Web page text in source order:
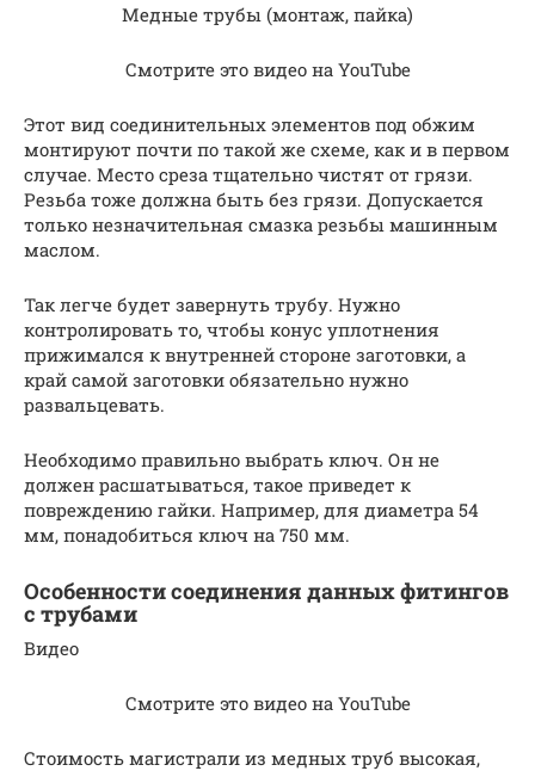
Медные трубы (монтаж, пайка)
Смотрите это видео на YouTube
Этот вид соединительных элементов под обжим
монтируют почти по такой же схеме, как и в первом
случае. Место среза тщательно чистят от грязи.
Резьба тоже должна быть без грязи. Допускается
только незначительная смазка резьбы машинным
маслом.
Так легче будет завернуть трубу. Нужно
контролировать то, чтобы конус уплотнения
прижимался к внутренней стороне заготовки, а
край самой заготовки обязательно нужно
развальцевать.
Необходимо правильно выбрать ключ. Он не
должен расшатываться, такое приведет к
повреждению гайки. Например, для диаметра 54
мм, понадобиться ключ на 750 мм.
Особенности соединения данных фитингов
с трубами
Видео
Смотрите это видео на YouTube
Стоимость магистрали из медных труб высокая,